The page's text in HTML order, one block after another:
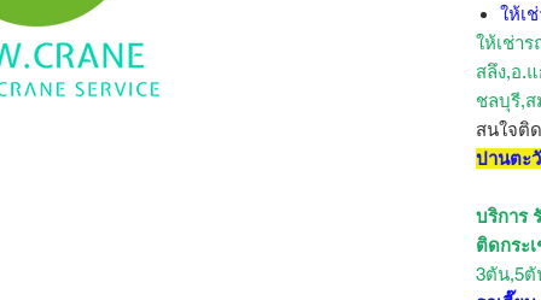
ให้เ
ให้เช่าร
สลึง,อ.
ชลบุรี,ส
สนใจติ
ปานตะ
บริการ
ติดกระ
3ตัน,5ตั